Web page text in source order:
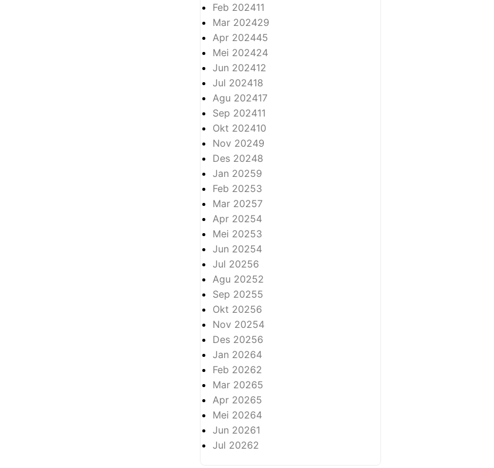
Feb 202411
Mar 202429
Apr 202445
Mei 202424
Jun 202412
Jul 202418
Agu 202417
Sep 202411
Okt 202410
Nov 20249
Des 20248
Jan 20259
Feb 20253
Mar 20257
Apr 20254
Mei 20253
Jun 20254
Jul 20256
Agu 20252
Sep 20255
Okt 20256
Nov 20254
Des 20256
Jan 20264
Feb 20262
Mar 20265
Apr 20265
Mei 20264
Jun 20261
Jul 20262